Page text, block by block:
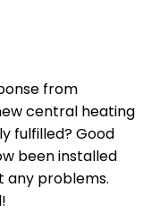
from
central heating
fulfilled? Good
been installed
any problems.